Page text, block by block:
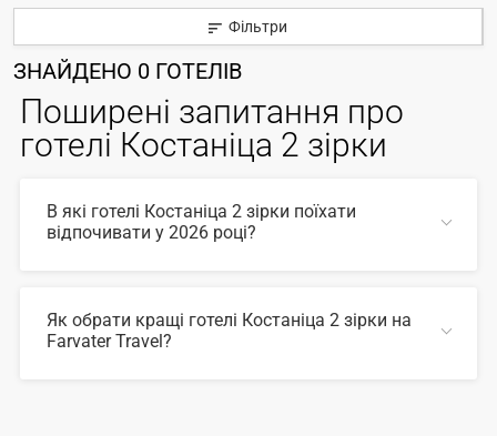
Фільтри
ЗНАЙДЕНО 0 ГОТЕЛІВ
Поширені запитання про
готелі Костаніца 2 зірки
В які готелі Костаніца 2 зірки поїхати
відпочивати у 2026 році?
Як обрати кращі готелі Костаніца 2 зірки на
Farvater Travel?